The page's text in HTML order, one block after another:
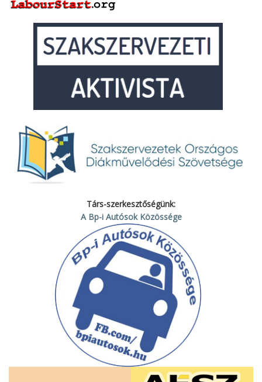
Társ-szerkesztőségünk:
A Bp-i Autósok Közössége